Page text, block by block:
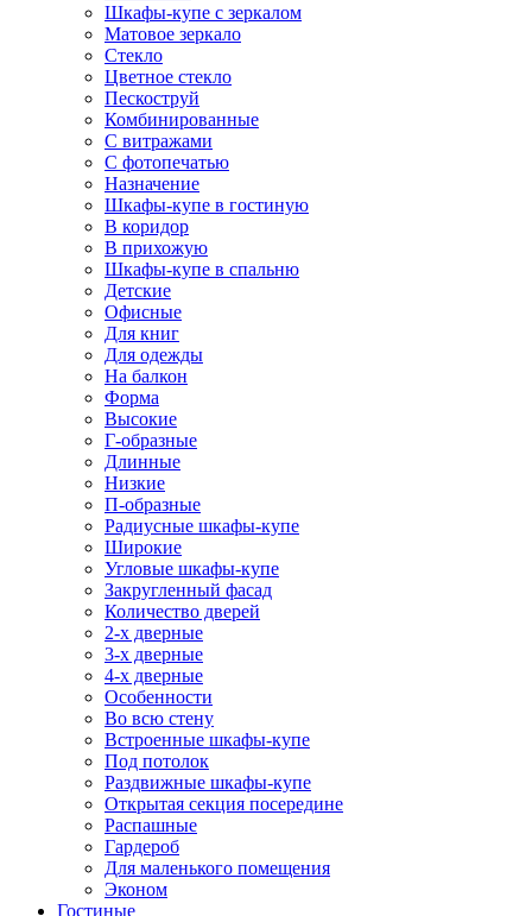
Шкафы-купе с зеркалом
Матовое зеркало
Стекло
Цветное стекло
Пескоструй
Комбинированные
С витражами
С фотопечатью
Назначение
Шкафы-купе в гостиную
В коридор
В прихожую
Шкафы-купе в спальню
Детские
Офисные
Для книг
Для одежды
На балкон
Форма
Высокие
Г-образные
Длинные
Низкие
П-образные
Радиусные шкафы-купе
Широкие
Угловые шкафы-купе
Закругленный фасад
Количество дверей
2-х дверные
3-х дверные
4-х дверные
Особенности
Во всю стену
Встроенные шкафы-купе
Под потолок
Раздвижные шкафы-купе
Открытая секция посередине
Распашные
Гардероб
Для маленького помещения
Эконом
Гостиные